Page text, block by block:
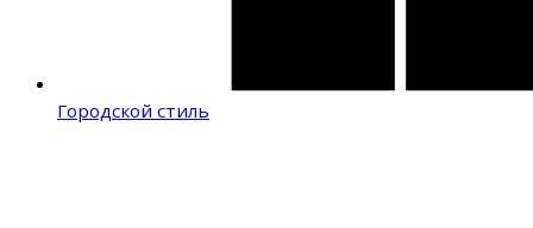
Городской стиль